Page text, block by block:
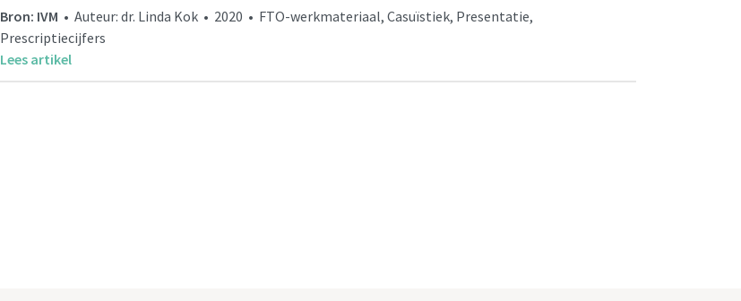
Bron: IVM • Auteur: dr. Linda Kok • 2020 • FTO-werkmateriaal, Casuïstiek, Presentatie,
Prescriptiecijfers
Lees artikel